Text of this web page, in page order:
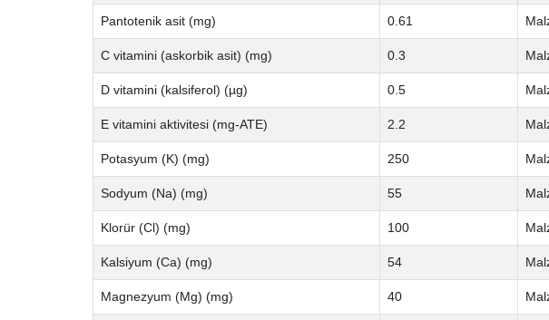
Pantotenik asit (mg) 0.61
C vitamini (askorbik asit) (mg) 0.3
D vitamini (kalsiferol) (µg) 0.5
E vitamini aktivitesi (mg-ATE) 2.2
Potasyum (K) (mg) 250
Sodyum (Na) (mg) 55
Klorür (Cl) (mg) 100
Kalsiyum (Ca) (mg) 54
Magnezyum (Mg) (mg) 40